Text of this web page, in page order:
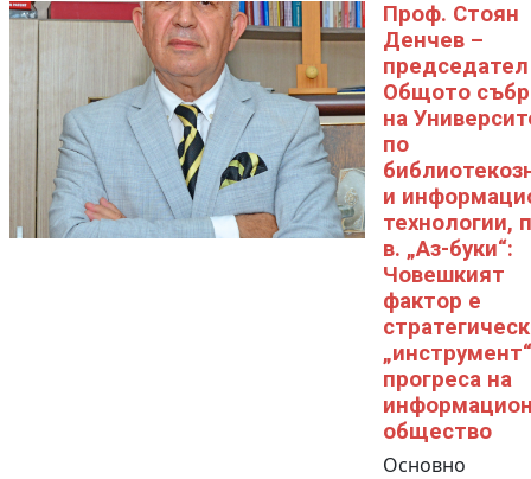
Проф. Стоян
Денчев –
Общото
на
по
и
технологии,
в. „Аз-буки“:
Човешкият
фактор е
прогреса на
общество
Основно